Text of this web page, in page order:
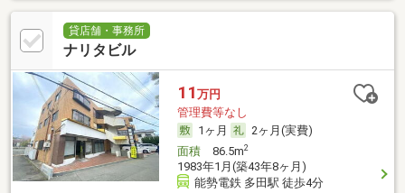
貸店舗・事務所
ナリタビル
11 万円
管理費等なし
1ヶ月
2ヶ月(実費)
面積86.5m2
1983年1月(築43年8ヶ月)
能勢電鉄 多田駅 徒歩4分